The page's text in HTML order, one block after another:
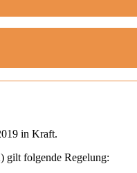
in Kraft.
gilt folgende Regelung: